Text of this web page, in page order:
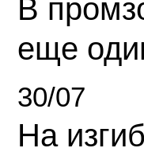
В
еще
30/07
На